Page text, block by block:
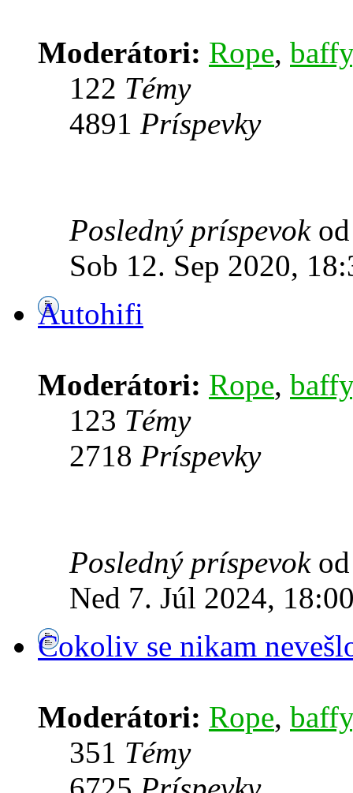
Moderátori: Rope, baffy
122 Témy
4891 Príspevky
Posledný príspevok
Sob 12. Sep 2020,
Autohifi
Moderátori: Rope, baffy
123 Témy
2718 Príspevky
Posledný príspevok
Ned 7. Júl 2024,
Cokoliv se nikam
Moderátori: Rope, baffy
351 Témy